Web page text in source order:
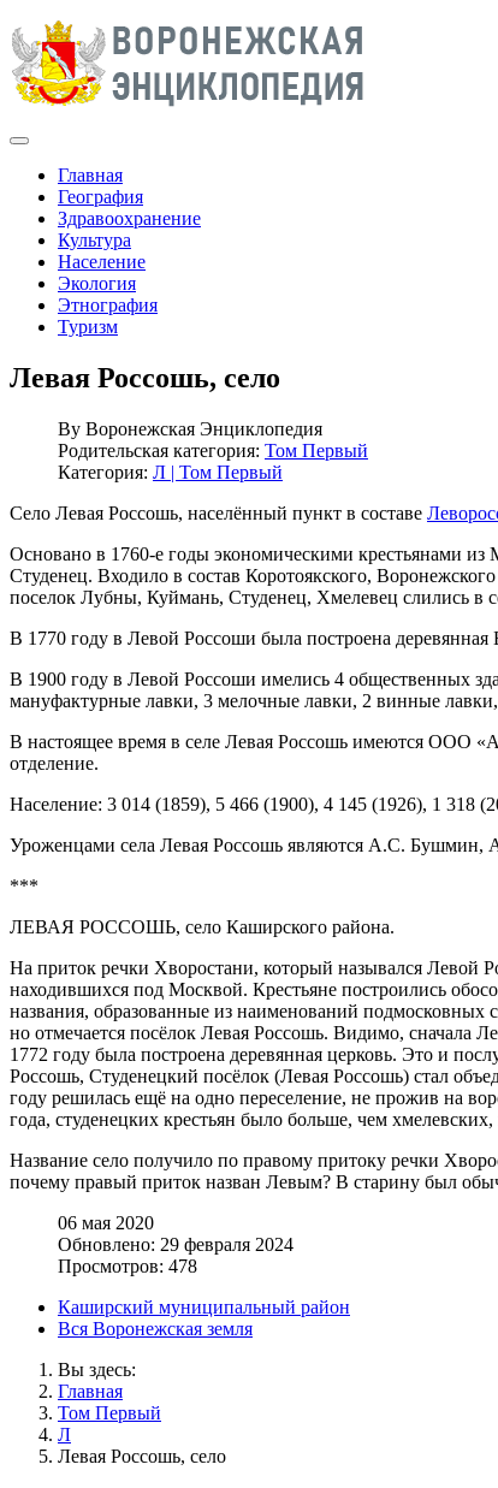
Главная
География
Здравоохранение
Культура
Население
Экология
Этнография
Туризм
Левая Россошь, село
By Воронежская Энциклопедия
Родительская категория: Том Первый
Категория: Л | Том Первый
Село Левая Россошь, населённый пункт в составе
Основано в 1760-е годы экономическими крестьянами из
Студенец. Входило в состав Коротоякского,
поселок Лубны, Куймань, Студенец, Хмелевец слились в
В 1770 году в Левой Россоши была построена деревянная
В 1900 году в Левой Россоши имелись 4 общественных
мануфактурные лавки, 3 мелочные лавки, 2 винные лавки,
В настоящее время в селе Левая Россошь имеются ООО
отделение.
Население: 3 014 (1859), 5 466 (1900), 4 145 (1926), 1 318
Уроженцами села Левая Россошь являются А.С.
***
ЛЕВАЯ РОССОШЬ, село Каширского района.
На приток речки Хворостани, который назывался Левой
находившихся под Москвой. Крестьяне построились
названия, образованные из наименований
но отмечается посёлок Левая Россошь. Видимо, сначала
1772 году была построена деревянная церковь. Это и
Россошь, Студенецкий посёлок (Левая Россошь) стал
году решилась ещё на одно переселение, не прожив на
года, студенецких крестьян было больше, чем
Название село получило по правому притоку речки
почему правый приток назван Левым? В старину был
06 мая 2020
Обновлено: 29 февраля 2024
Просмотров: 478
Каширский муниципальный район
Вся Воронежская земля
Вы здесь:
Главная
Том Первый
Л
Левая Россошь, село